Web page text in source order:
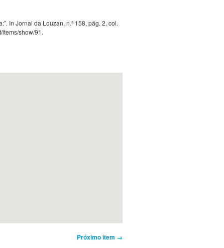
In Jornal da Louzan, n.º 158, pág. 2, col.
show/91.
Próximo item →